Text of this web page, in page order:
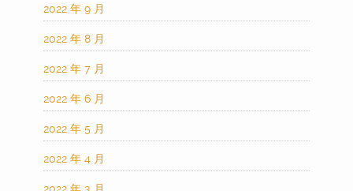
2022 年 9 月
2022 年 8 月
2022 年 7 月
2022 年 6 月
2022 年 5 月
2022 年 4 月
2022 年 3 月